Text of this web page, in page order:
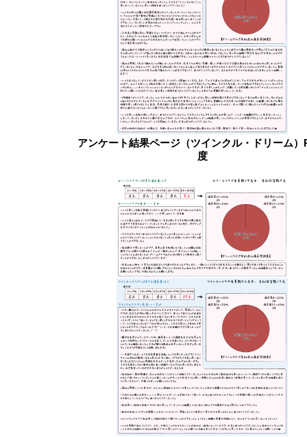
アンケート結果ページ（ツインクル・ドリーム）
度